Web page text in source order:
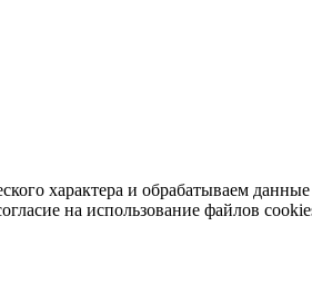
характера и обрабатываем
на использование файлов